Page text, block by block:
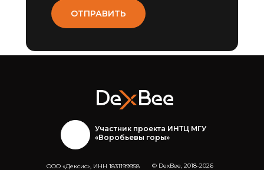
ОТПРАВИТЬ
Участник проекта ИНТЦ МГУ
«Воробьевы горы»
ООО «Дексис», ИНН 1831199958 © DexBee, 2018-2026